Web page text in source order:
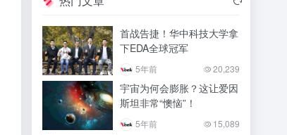
首战告捷！华中科技大学拿
下EDA全球冠军
5年前 20,239
宇宙为何会膨胀？这让爱因
斯坦非常“懊恼”！
5年前 15,089